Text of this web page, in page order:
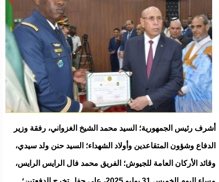
أشرف رئيس الجمهورية؛ السيد محمد الشيخ الغزواني، رفقة وزير
الدفاع وشؤون المتقاعدين وأولاد الشهداء؛ السيد حنن ولد سيدي،
وقائد الأركان العامة للجيوش؛ الفريق محمد فال الرايس الرايس،